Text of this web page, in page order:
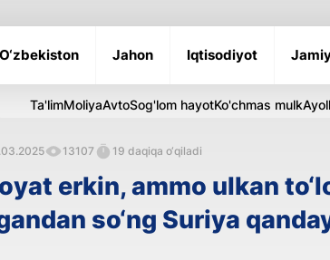
O‘zbekiston Jahon Iqtisodiyot
Ta'limMoliyaAvtoSog'lom hayotKo'chmas mulk
13107 19 daqiqa o‘qiladi
erkin, ammo ulkan
so‘ng Suriya